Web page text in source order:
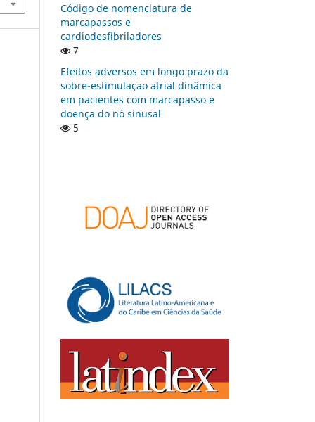
Código de nomenclatura de
marcapassos e
cardiodesfibriladores
7
Efeitos adversos em longo prazo da
sobre-estimulaçao atrial dinâmica
em pacientes com marcapasso e
doença do nó sinusal
5